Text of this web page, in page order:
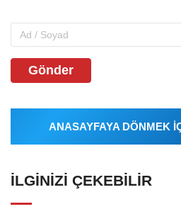
Gönder
ANASAYFAYA DÖNMEK
İLGINIZI ÇEKEBILIR